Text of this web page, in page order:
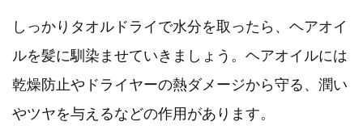
しっかりタオルドライで水分を取ったら、ヘアオイ
ルを髪に馴染ませていきましょう。ヘアオイルには
乾燥防止やドライヤーの熱ダメージから守る、潤い
やツヤを与えるなどの作用があります。